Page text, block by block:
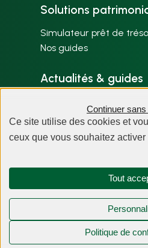
Solutions
Simulateur prêt de
Nos guides
Actualités & guides
Plan du site
Ce site utilise des cookies et
ceux que vous souhaitez activer
Tout
Continuer
Politique de